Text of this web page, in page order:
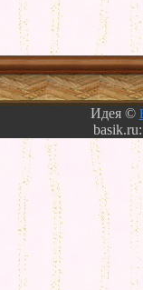
Идея ©